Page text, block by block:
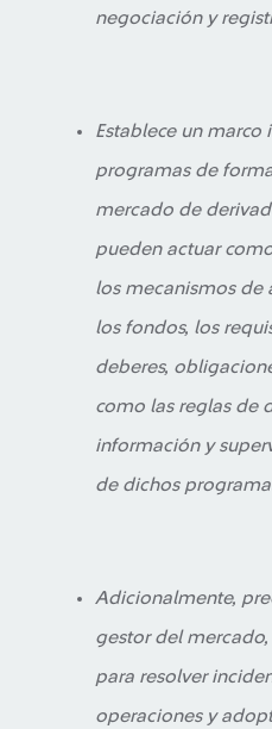
negociación y
Establece un marco
programas de
mercado de
pueden actuar
los mecanismos de
los fondos, los
deberes,
como las reglas de
información y
de dichos
Adicionalmente,
gestor del
para resolver
operaciones y